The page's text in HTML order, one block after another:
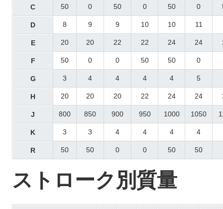
C 50 0 50 0 50 0
D 8 9 9 10 10 11
E 20 20 22 22 24 24
F 50 0 0 50 50 0
G 3 4 4 4 4 5
H 20 20 20 22 24 24
J 800 850 900 950 1000 1050
K 3 3 4 4 4 4
R 50 50 0 0 50 50
ストローク別質量